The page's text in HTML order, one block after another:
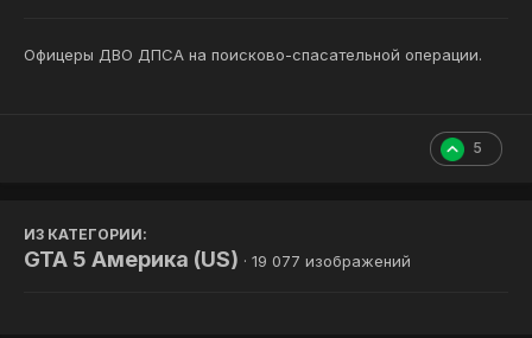
Офицеры ДВО ДПСА на поисково-спасательной операции.
5
ИЗ КАТЕГОРИИ:
GTA 5 Америка (US) · 19 077 изображений